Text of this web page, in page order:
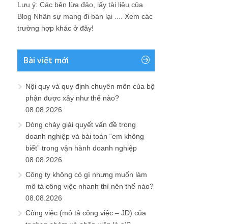
Lưu ý: Các bên lừa đảo, lấy tài liệu của
Blog Nhân sự mang đi bán lại .... Xem các
trường hợp khác ở đây!
Bài viết mới
Nội quy và quy định chuyên môn của bộ
phận được xây như thế nào?
08.08.2026
Dòng chảy giải quyết vấn đề trong
doanh nghiệp và bài toán “em không
biết” trong vận hành doanh nghiệp
08.08.2026
Công ty không có gì nhưng muốn làm
mô tả công việc nhanh thì nên thế nào?
08.08.2026
Công việc (mô tả công việc – JD) của